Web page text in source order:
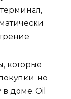
которые
но
в доме. Oil